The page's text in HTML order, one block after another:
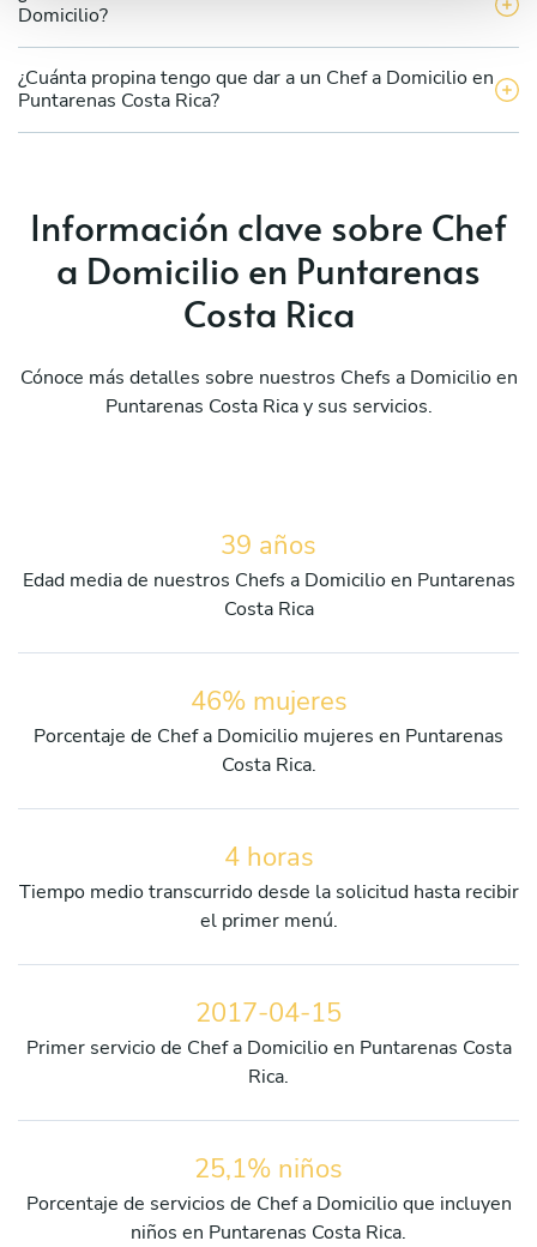
Domicilio?
¿Cuánta propina tengo que dar a un Chef a Domicilio en
Puntarenas Costa Rica?
Información clave sobre Chef
a Domicilio en Puntarenas
Costa Rica
Cónoce más detalles sobre nuestros Chefs a Domicilio en
Puntarenas Costa Rica y sus servicios.
39 años
Edad media de nuestros Chefs a Domicilio en Puntarenas
Costa Rica
46% mujeres
Porcentaje de Chef a Domicilio mujeres en Puntarenas
Costa Rica.
4 horas
Tiempo medio transcurrido desde la solicitud hasta recibir
el primer menú.
2017-04-15
Primer servicio de Chef a Domicilio en Puntarenas Costa
Rica.
25,1% niños
Porcentaje de servicios de Chef a Domicilio que incluyen
niños en Puntarenas Costa Rica.